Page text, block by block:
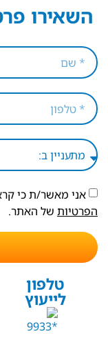
השאירו
אני מאשר/ת כי
הפרטיות של האתר.
טלפון
לייעוץ